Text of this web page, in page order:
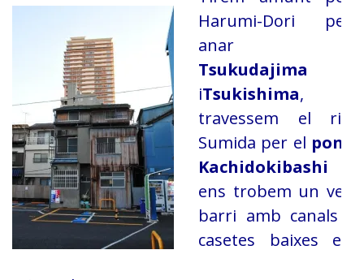
Harumi-Dori per
anar a
Tsukudajima
iTsukishima,
travessem el riu
Sumida per el pont
Kachidokibashi
ens trobem un vell
barri amb canals i
casetes baixes en